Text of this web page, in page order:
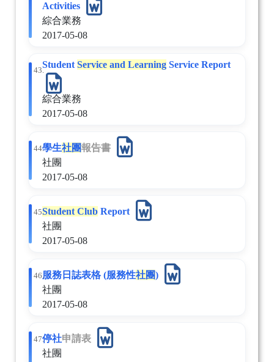
Activities
綜合業務
2017-05-08
43.
StudentService and LearningService Report
綜合業務
2017-05-08
44.學生社團報告書
社團
2017-05-08
45.Student ClubReport
社團
2017-05-08
46.服務日誌表格 (服務性社團)
社團
2017-05-08
47.停社申請表
社團